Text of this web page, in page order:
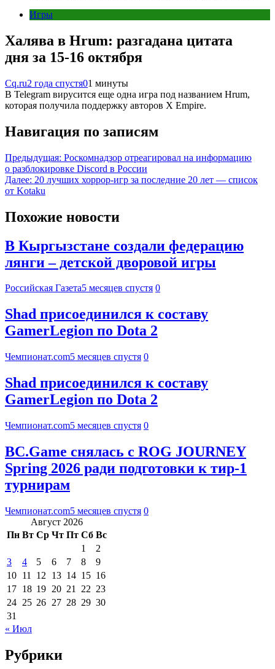
Игры
Халява в Hrum: разгадана цитата
дня за 15-16 октября
Cq.ru2 года спустя01 минуты
В Telegram вирусится еще одна игра под названием Hrum,
которая получила поддержку авторов X Empire.
Навигация по записям
Предыдущая: Роскомнадзор отреагировал на информацию
о разблокировке Discord в России
Далее: 20 лучших хоррор-игр за последние 20 лет — список
от Kotaku
Похожие новости
В Кыргызстане создали федерацию
лянги – детской дворовой игры
Российская Газета5 месяцев спустя 0
Shad присоединился к составу
GamerLegion по Dota 2
Чемпионат.com5 месяцев спустя 0
Shad присоединился к составу
GamerLegion по Dota 2
Чемпионат.com5 месяцев спустя 0
BC.Game снялась с ROG JOURNEY
Spring 2026 ради подготовки к тир-1
турнирам
Чемпионат.com5 месяцев спустя 0
Август 2026
Пн Вт Ср Чт Пт Сб Вс
1
2
3
4 5 6 7 8
9
10 11 12 13 14 15 16
17 18 19 20 21 22 23
24 25 26 27 28 29 30
31
« Июл
Рубрики